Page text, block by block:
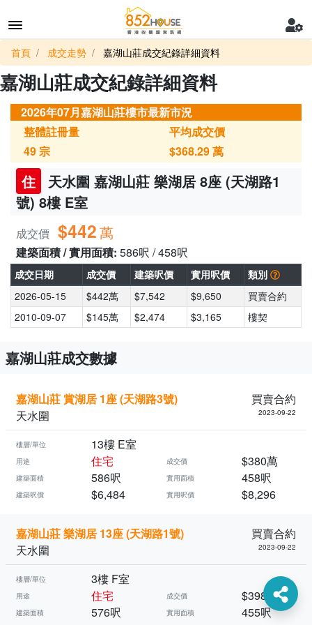
首頁 成交走勢 嘉湖山莊成交紀錄詳細資料
嘉湖山莊成交紀錄詳細資料
2026年07月嘉湖山莊樓市最新市況
整體註冊量
49宗
平均成交價
$368.29萬
住
天水圍 嘉湖山莊 樂湖居 8座 (天湖路1
號) 8樓 E室
成交價 $442萬
建築面積 / 實用面積: 586呎 / 458呎
成交日期 成交價 建築呎價 實用呎價
類別
2026-05-15
$442萬 $7,542 $9,650
買賣合約
2010-09-07
$145萬 $2,474 $3,165 樓契
嘉湖山莊成交數據
嘉湖山莊 賞湖居 1座 (天湖路3號)
買賣合約
天水圍
2023-09-22
樓層/單位 13樓 E室
用途 住宅 成交價 $380萬
建築面積 586呎 實用面積 458呎
建築呎價 $6,484 實用呎價 $8,296
嘉湖山莊 樂湖居 13座 (天湖路1號)
買賣合約
天水圍
2023-09-22
樓層/單位 3樓 F室
用途 住宅 成交價 $398萬
建築面積 576呎 實用面積 455呎